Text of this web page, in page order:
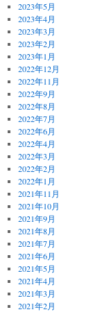
2023年5月
2023年4月
2023年3月
2023年2月
2023年1月
2022年12月
2022年11月
2022年9月
2022年8月
2022年7月
2022年6月
2022年4月
2022年3月
2022年2月
2022年1月
2021年11月
2021年10月
2021年9月
2021年8月
2021年7月
2021年6月
2021年5月
2021年4月
2021年3月
2021年2月